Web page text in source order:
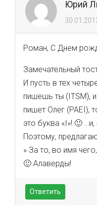
Юрий
Роман, С Днем
Замечательный
И пусть в тех
пишешь ты (ITSM),
пишет Олег (PAEI),
это буква «I»! 🙂
Поэтому,
» За то, во имя
🙂 Алаверды!
Ответить